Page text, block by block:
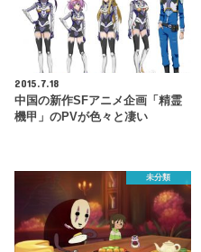
2015.7.18
中国の新作SFアニメ企画「精霊
機甲」のPVが色々と凄い
未分類